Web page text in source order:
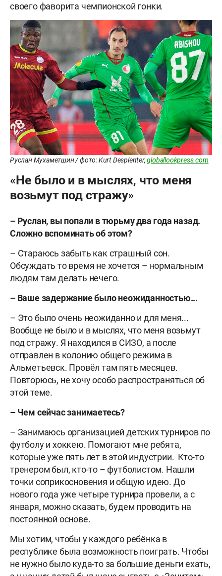
своего фаворита чемпионской гонки.
Руслан Мухаметшин / фото: Kurt Desplenter,globallookpress.com
«Не было и в мыслях, что меня
возьмут под стражу»
– Руслан, вы попали в тюрьму два года назад.
Сложно вспоминать об этом?
– Стараюсь забыть как страшный сон.
Обсуждать то время не хочется – нормальным
людям там делать нечего.
– Ваше задержание было неожиданностью...
– Это было очень неожиданно и для меня...
Вообще не было и в мыслях, что меня возьмут
под стражу. Я находился в СИЗО, а после
отправлен в колонию общего режима в
Альметьевск. Провёл там пять месяцев.
Повторюсь, не хочу особо распространяться об
этой теме.
– Чем сейчас занимаетесь?
– Занимаюсь организацией детских турниров по
футболу и хоккею. Помогают мне ребята,
которые уже пять лет в этой индустрии. Кто-то
тренером был, кто-то – футболистом. Нашли
точки соприкосновения и общую идею. До
нового года уже четыре турнира провели, а с
января, можно сказать, будем проводить на
постоянной основе.
Мы хотим, чтобы у каждого ребёнка в
республике была возможность поиграть. Чтобы
не нужно было куда-то за большие деньги ехать,